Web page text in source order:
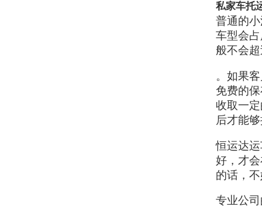
私家车托
普通的
车型会
般不会
。如果
免费的
收取一
后才能
恒运达
好，才
的话，
专业公